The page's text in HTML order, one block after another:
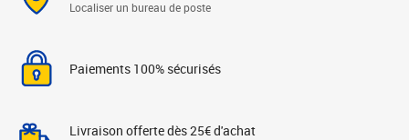
Localiser un bureau de poste
Paiements 100% sécurisés
Livraison offerte dès 25€ d'achat